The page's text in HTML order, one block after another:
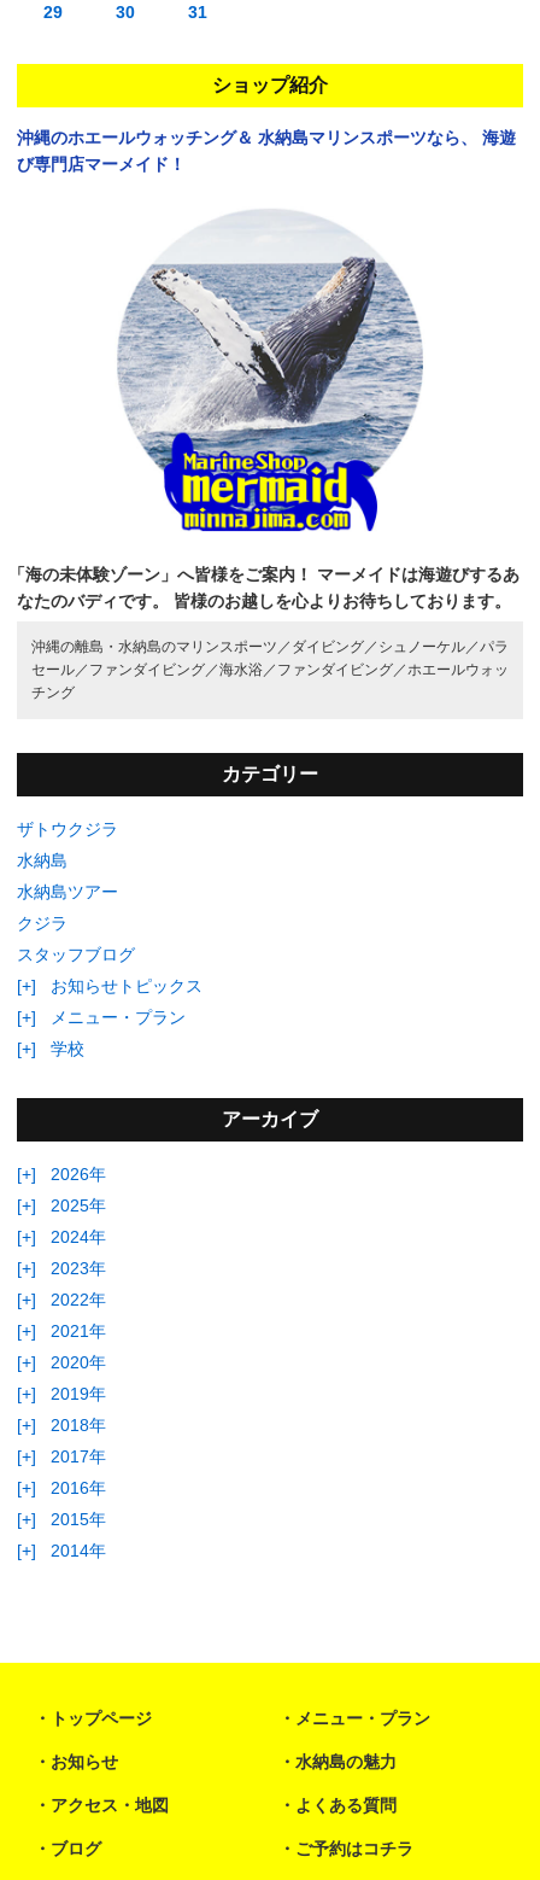
29
30 31
ショップ紹介
沖縄のホエールウォッチング＆ 水納島マリンスポーツなら、
海遊
び専門店マーメイド！
「海の未体験ゾーン」へ皆様をご案内！
マーメイドは海遊びするあ
なたのバディです。
皆様のお越しを心よりお待ちしております。
沖縄の離島・水納島のマリンスポーツ／ ダイビング／ シュノーケル／パラ
セール／ ファンダイビング／海水浴／ ファンダイビング／ホエールウォッ
チング
カテゴリー
ザトウクジラ
水納島
水納島ツアー
クジラ
スタッフブログ
[+]
お知らせトピックス
[+]
メニュー・プラン
[+]
学校
アーカイブ
[+]
2026年
[+]
2025年
[+]
2024年
[+]
2023年
[+]
2022年
[+]
2021年
[+]
2020年
[+]
2019年
[+]
2018年
[+]
2017年
[+]
2016年
[+]
2015年
[+]
2014年
トップページ メニュー・プラン
お知らせ 水納島の魅力
アクセス・地図 よくある質問
ブログ ご予約はコチラ